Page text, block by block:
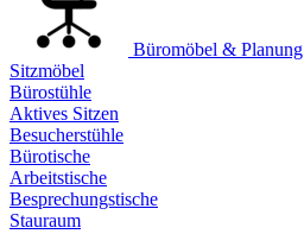
Büromöbel & Planung
Sitzmöbel
Bürostühle
Aktives Sitzen
Besucherstühle
Bürotische
Arbeitstische
Besprechungstische
Stauraum